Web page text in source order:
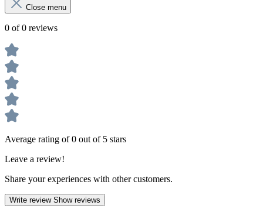
Close menu
0 of 0 reviews
Average rating of 0 out of 5 stars
Leave a review!
Share your experiences with other customers.
Write review Show reviews